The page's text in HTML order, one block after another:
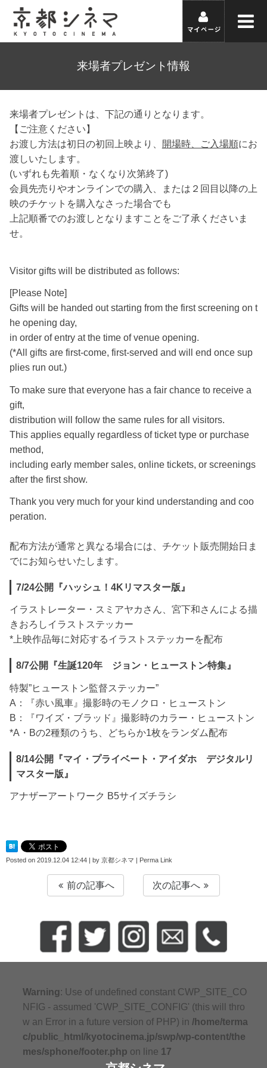
来場者プレゼント情報
来場者プレゼントは、下記の通りとなります。
【ご注意ください】
お渡し方法は初日の初回上映より、
開場時、ご入場順にお
渡しいたします。
(いずれも先着順・なくなり次第終了)
会員先売りやオンラインでの購入、または２回目以降の上
映のチケットを購入なさった場合でも
上記順番でのお渡しとなりますことをご了承くださいま
せ。
Visitor gifts will be distributed as follows:
[Please Note]
Gifts will be handed out starting from the first screening on t
he opening day,
in order of entry at the time of venue opening.
(*All gifts are first-come, first-served and will end once sup
plies run out.)
To make sure that everyone has a fair chance to receive a
gift,
distribution will follow the same rules for all visitors.
This applies equally regardless of ticket type or purchase
method,
including early member sales, online tickets, or screenings
after the first show.
Thank you very much for your kind understanding and coo
peration.
配布方法が通常と異なる場合には、チケット販売開始日ま
でにお知らせいたします。
7/24公開『ハッシュ！4Kリマスター版』
イラストレーター・スミアヤカさん、宮下和さんによる描
きおろしイラストステッカー
*上映作品毎に対応するイラストステッカーを配布
8/7公開『生誕120年 ジョン・ヒューストン特集』
特製”ヒューストン監督ステッカー”
A：『赤い風車』撮影時のモノクロ・ヒューストン
B：『ワイズ・ブラッド』撮影時のカラー・ヒューストン
*A・Bの2種類のうち、どちらか1枚をランダム配布
8/14公開『マイ・プライベート・アイダホ デジタルリ
マスター版』
アナザーアートワーク B5サイズチラシ
Posted on 2019.12.04 12:44 | by 京都シネマ | Perma Link
前の記事へ 次の記事へ
Warning: Use of undefined constant CWP_SITE_CO
NFIG - assumed 'CWP_SITE_CONFIG' (this will thro
w an Error in a future version of PHP) in /home/terma
c/public_html/kyotocinema.jp/swp/wp-content/the
mes/sphone/footer.php on line 17